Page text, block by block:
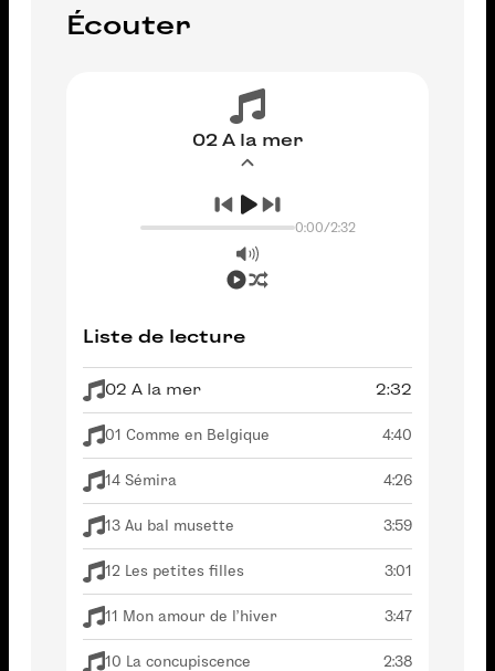
Écouter
02 A la mer
0:00/2:32
Liste de lecture
02 A la mer 2:32
01 Comme en Belgique 4:40
14 Sémira 4:26
13 Au bal musette 3:59
12 Les petites filles 3:01
11 Mon amour de l'hiver 3:47
10 La concupiscence 2:38